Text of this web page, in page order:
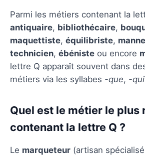
Parmi les métiers contenant la
antiquaire, bibliothécaire,
maquettiste, équilibriste,
technicien, ébéniste ou encore
lettre Q apparaît souvent dans
métiers via les syllabes -que, -qui
Quel est le métier le plus
contenant la lettre Q ?
Le marqueteur (artisan